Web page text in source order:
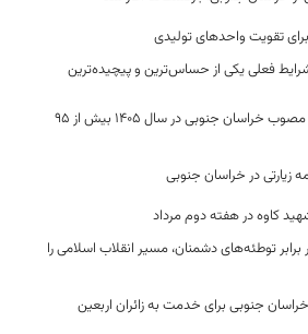
تقویت واحدهای تولیدی
فعلی یکی از حساس‌ترین و پیچیده‌ترین
سهم مالیات از کل درآمدهای مصوب خراسان جنوبی در سال ۱۴۰۵ بیش از ۹۵
برابر توطئه‌های دشمنان، مسیر انقلاب اسلامی را